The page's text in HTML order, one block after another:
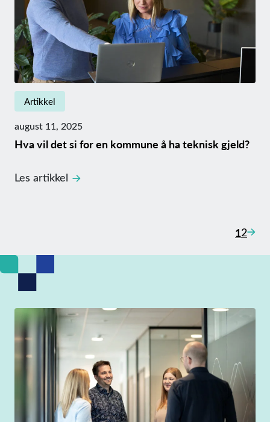
Artikkel
august 11, 2025
Hva vil det si for en kommune å ha teknisk gjeld?
Les artikkel
12